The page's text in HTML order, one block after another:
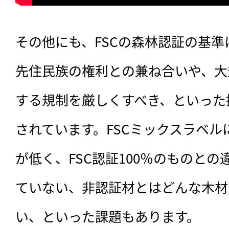
その他にも、FSCの森林認証の基
先住民族の権利との兼ね合いや、
する規制を厳しくすべき、といっ
されています。FSCミックスラベ
が低く、FSC認証100％のものとの
ていない、非認証材とはどんな木
い、といった課題もあります。